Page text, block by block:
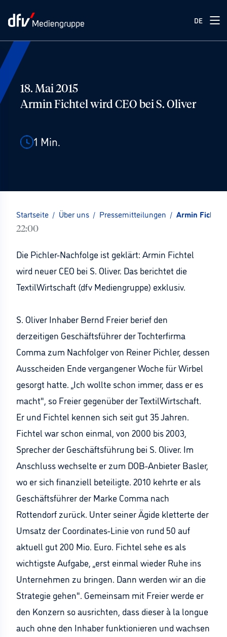
DE
18. Mai 2015
Armin Fichtel wird CEO bei S. Oliver
1 Min.
Startseite / Über uns / Pressemitteilungen / Armin Fichtel
22:00
Die Pichler-Nachfolge ist geklärt: Armin Fichtel
wird neuer CEO bei S. Oliver. Das berichtet die
TextilWirtschaft (dfv Mediengruppe) exklusiv.
S. Oliver Inhaber Bernd Freier berief den
derzeitigen Geschäftsführer der Tochterfirma
Comma zum Nachfolger von Reiner Pichler, dessen
Ausscheiden Ende vergangener Woche für Wirbel
gesorgt hatte. „Ich wollte schon immer, dass er es
macht", so Freier gegenüber der TextilWirtschaft.
Er und Fichtel kennen sich seit gut 35 Jahren.
Fichtel war schon einmal, von 2000 bis 2003,
Sprecher der Geschäftsführung bei S. Oliver. Im
Anschluss wechselte er zum DOB-Anbieter Basler,
wo er sich finanziell beteiligte. 2010 kehrte er als
Geschäftsführer der Marke Comma nach
Rottendorf zurück. Unter seiner Ägide kletterte der
Umsatz der Coordinates-Linie von rund 50 auf
aktuell gut 200 Mio. Euro. Fichtel sehe es als
wichtigste Aufgabe, „erst einmal wieder Ruhe ins
Unternehmen zu bringen. Dann werden wir an die
Strategie gehen". Gemeinsam mit Freier werde er
den Konzern so ausrichten, dass dieser à la longue
auch ohne den Inhaber funktionieren und wachsen